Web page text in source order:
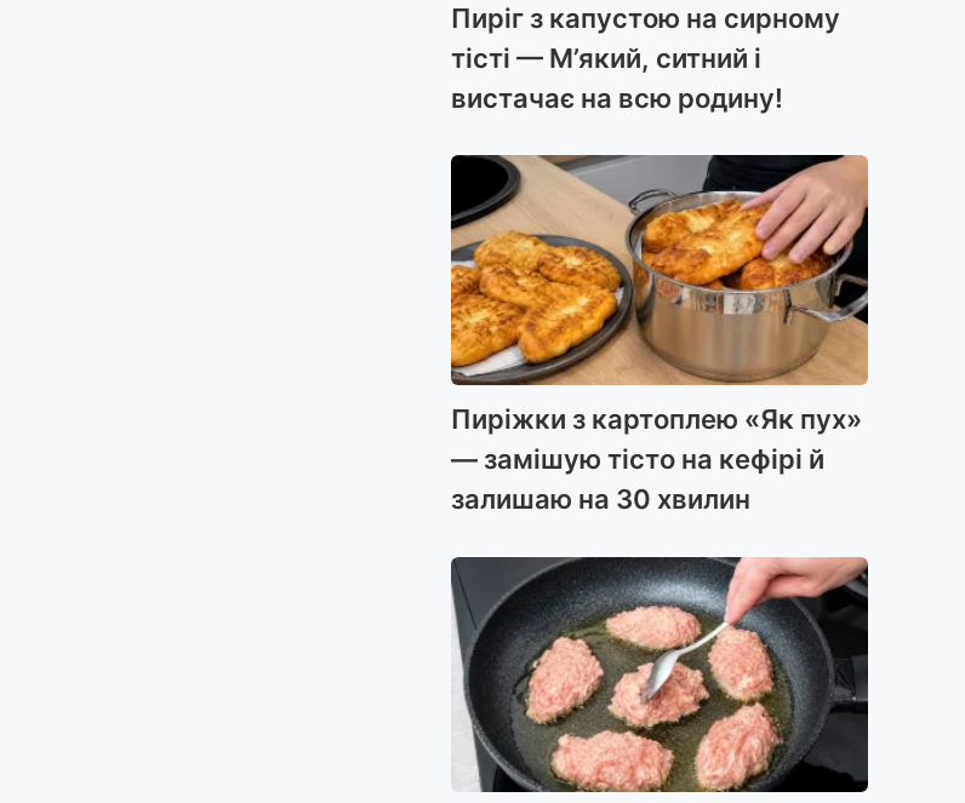
Пиріг з капустою на сирному
тісті — М’який, ситний і
вистачає на всю родину!
Пиріжки з картоплею «Як пух»
— замішую тісто на кефірі й
залишаю на 30 хвилин